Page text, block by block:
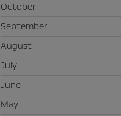
October
September
August
July
June
May